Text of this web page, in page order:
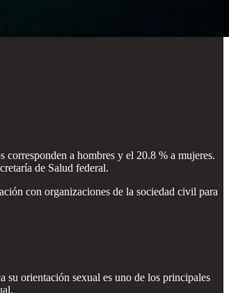
a hombres y el 20.8 % a mujeres.
de Salud federal.
con organizaciones de la sociedad civil para
su orientación sexual es uno de los principales